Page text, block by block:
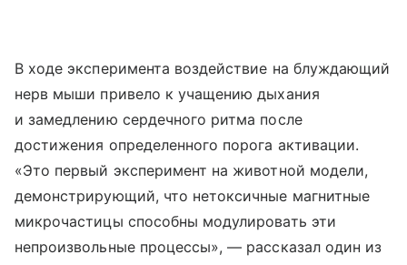
В ходе эксперимента воздействие на блуждающий
нерв мыши привело к учащению дыхания
и замедлению сердечного ритма после
достижения определенного порога активации.
«Это первый эксперимент на животной модели,
демонстрирующий, что нетоксичные магнитные
микрочастицы способны модулировать эти
непроизвольные процессы», — рассказал один из